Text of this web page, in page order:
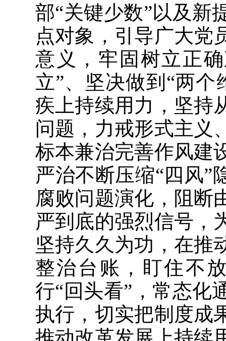
部“关键少数”以及新
点对象，引导广大党
意义，牢固树立正
立”、坚决做到“两
疾上持续用力，坚持
问题，力戒形式主义
标本兼治完善作风建
严治不断压缩“四风”
腐败问题演化，阻断
严到底的强烈信号，
坚持久久为功，在推
整治台账，盯住不
行“回头看”，常态化
执行，切实把制度成